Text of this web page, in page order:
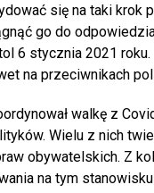
się na taki
go do
6 stycznia 2021
na przeciwnikach
walkę z
Wielu z nich
obywatelskich. Z
na tym